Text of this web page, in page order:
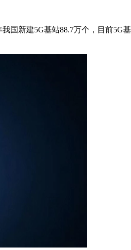
国新建5G基站88.7万个，目前